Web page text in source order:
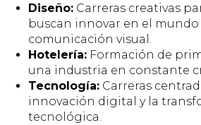
Diseño: Carreras creativas
buscan innovar en el mundo
comunicación visual.
Hotelería: Formación de
una industria en constante
Tecnología: Carreras
innovación digital y la
tecnológica.